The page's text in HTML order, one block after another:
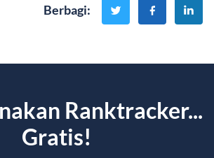
Berbagi:
Ranktracker...
Gratis!